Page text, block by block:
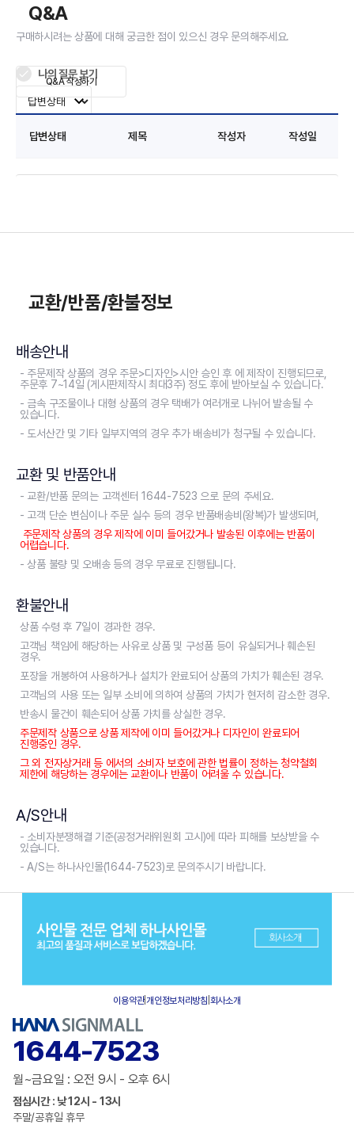
Q&A
구매하시려는 상품에 대해 궁금한 점이 있으신 경우 문의해주세요.
나의 질문 보기
답변상태 제목 작성자 작성일
Q&A 작성하기
교환/반품/환불정보
배송안내
- 주문제작 상품의 경우 주문>디자인>시안 승인 후 에 제작이 진행되므로,
주문후 7~14일 (게시판제작시 최대3주) 정도 후에 받아보실 수 있습니다.
- 금속 구조물이나 대형 상품의 경우 택배가 여러개로 나뉘어 발송될 수
있습니다.
- 도서산간 및 기타 일부지역의 경우 추가 배송비가 청구될 수 있습니다.
교환 및 반품안내
- 교환/반품 문의는 고객센터 1644-7523 으로 문의 주세요.
- 고객 단순 변심이나 주문 실수 등의 경우 반품배송비(왕복)가 발생되며,
주문제작 상품의 경우 제작에 이미 들어갔거나 발송된 이후에는 반품이
어렵습니다.
- 상품 불량 및 오배송 등의 경우 무료로 진행됩니다.
환불안내
상품 수령 후 7일이 경과한 경우.
고객님 책임에 해당하는 사유로 상품 및 구성품 등이 유실되거나 훼손된
경우.
포장을 개봉하여 사용하거나 설치가 완료되어 상품의 가치가 훼손된 경우.
고객님의 사용 또는 일부 소비에 의하여 상품의 가치가 현저히 감소한 경우.
반송시 물건이 훼손되어 상품 가치를 상실한 경우.
주문제작 상품으로 상품 제작에 이미 들어갔거나 디자인이 완료되어
진행중인 경우.
그 외 전자상거래 등 에서의 소비자 보호에 관한 법률이 정하는 청약철회
제한에 해당하는 경우에는 교환이나 반품이 어려울 수 있습니다.
A/S안내
- 소비자분쟁해결 기준(공정거래위원회 고시)에 따라 피해를 보상받을 수
있습니다.
- A/S는 하나사인몰(1644-7523)로 문의주시기 바랍니다.
이용약관|개인정보처리방침 회사소개
1644-7523
월~금요일 : 오전 9시 - 오후 6시
점심시간 : 낮 12시 - 13시
주말/공휴일 휴무